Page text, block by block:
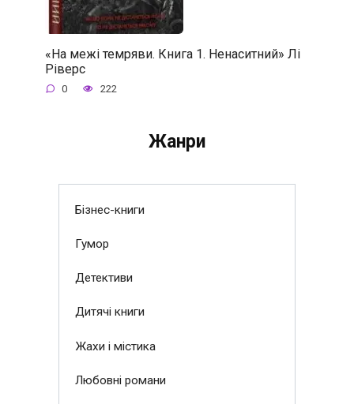
«На межі темряви. Книга 1. Ненаситний» Лі
Ріверс
0 222
Жанри
Бізнес-книги
Гумор
Детективи
Дитячі книги
Жахи і містика
Любовні романи